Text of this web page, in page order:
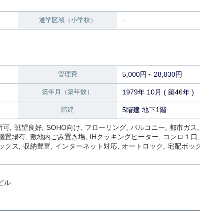
通学区域（小学校） -
管理費 5,000円～28,830円
築年月（築年数） 1979年 10月 ( 築46年 )
階建 5階建 地下1階
可 眺望良好 SOHO向け フローリング バルコニー 都市ガス
置場有 敷地内ごみ置き場 IHクッキングヒーター コンロ１口
クス 収納豊富 インターネット対応 オートロック 宅配ボッ
ル